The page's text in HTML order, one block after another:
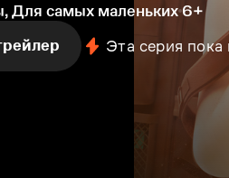
Для самых маленьких 6+
Эта серия пока